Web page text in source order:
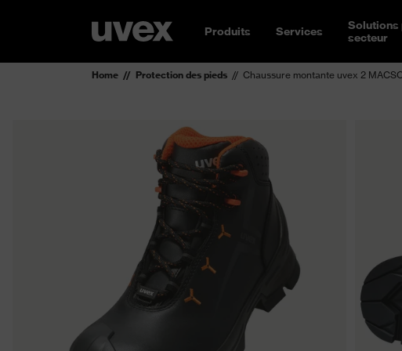
Produits Services
Solutions
secteur
Home Protection des pieds Chaussure montante uvex 2